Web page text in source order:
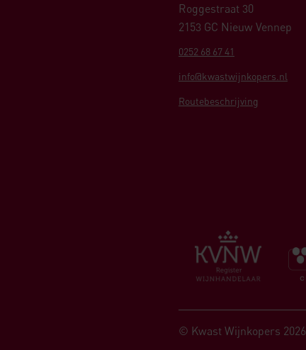
Roggestraat 30
2153 GC Nieuw Vennep
0252 68 67 41
info@kwastwijnkopers.nl
Routebeschrijving
© Kwast Wijnkopers 2026